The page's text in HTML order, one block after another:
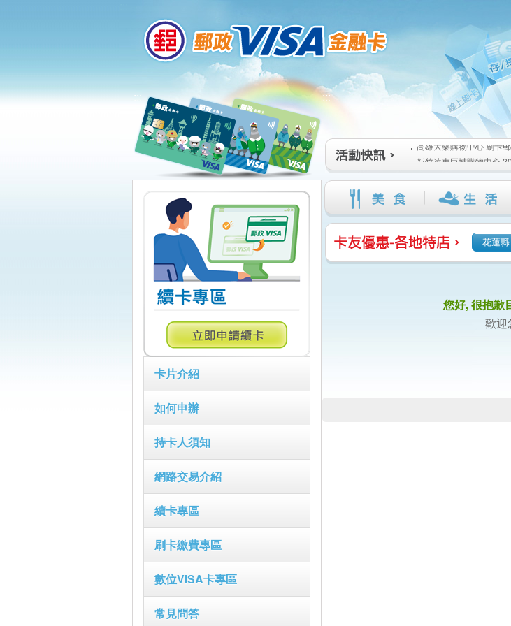
:::
卡片介紹
如何申辦
持卡人須知
網路交易介紹
續卡專區
刷卡繳費專區
數位VISA卡專區
常見問答
:::
高雄大樂購物中心 刷卡
新竹遠東巨城購物中心
115/08/26)
臺北三創生活 有點東西
高雄大樂購物中心 刷卡
新竹遠東巨城購物中心
115/08/26)
臺北三創生活 有點東西
花蓮縣
您好, 很抱歉
歡迎